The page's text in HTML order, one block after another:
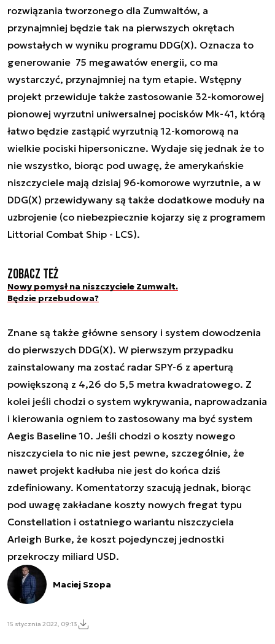
rozwiązania tworzonego dla Zumwaltów, a
przynajmniej będzie tak na pierwszych okrętach
powstałych w wyniku programu DDG(X). Oznacza to
generowanie 75 megawatów energii, co ma
wystarczyć, przynajmniej na tym etapie. Wstępny
projekt przewiduje także zastosowanie 32-komorowej
pionowej wyrzutni uniwersalnej pocisków Mk-41, którą
łatwo będzie zastąpić wyrzutnią 12-komorową na
wielkie pociski hipersoniczne. Wydaje się jednak że to
nie wszystko, biorąc pod uwagę, że amerykańskie
niszczyciele mają dzisiaj 96-komorowe wyrzutnie, a w
DDG(X) przewidywany są także dodatkowe moduły na
uzbrojenie (co niebezpiecznie kojarzy się z programem
Littorial Combat Ship - LCS).
Zobacz też
Nowy pomysł na niszczyciele Zumwalt.
Będzie przebudowa?
Znane są także główne sensory i system dowodzenia
do pierwszych DDG(X). W pierwszym przypadku
zainstalowany ma zostać radar SPY-6 z aperturą
powiększoną z 4,26 do 5,5 metra kwadratowego. Z
kolei jeśli chodzi o system wykrywania, naprowadzania
i kierowania ogniem to zastosowany ma być system
Aegis Baseline 10. Jeśli chodzi o koszty nowego
niszczyciela to nic nie jest pewne, szczególnie, że
nawet projekt kadłuba nie jest do końca dziś
zdefiniowany. Komentatorzy szacują jednak, biorąc
pod uwagę zakładane koszty nowych fregat typu
Constellation i ostatniego wariantu niszczyciela
Arleigh Burke, że koszt pojedynczej jednostki
przekroczy miliard USD.
Maciej Szopa
15 stycznia 2022, 09:13